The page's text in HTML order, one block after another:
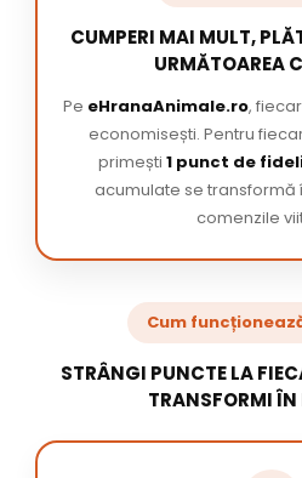
CUMPERI MAI MULT,
URMĂTOAREA
Pe eHranaAnimale.ro,
economisești. Pentru
primești 1 punct de
acumulate se
comenzile
Cum
STRÂNGI PUNCTE LA
TRANSFORMI ÎN